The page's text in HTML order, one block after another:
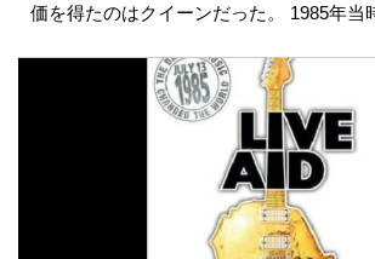
価を得たのはクイーンだった。 1985年